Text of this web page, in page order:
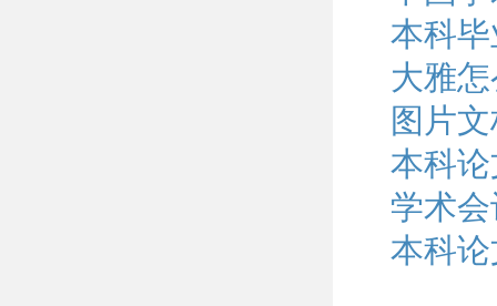
本科
大雅
图片
本科
学术
本科